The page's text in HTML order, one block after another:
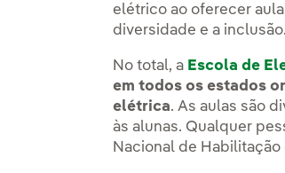
elétrico ao oferecer
diversidade e a inclusão.
No total, a Escola de
em todos os estados
elétrica. As aulas são
às alunas. Qualquer
Nacional de Habilitação